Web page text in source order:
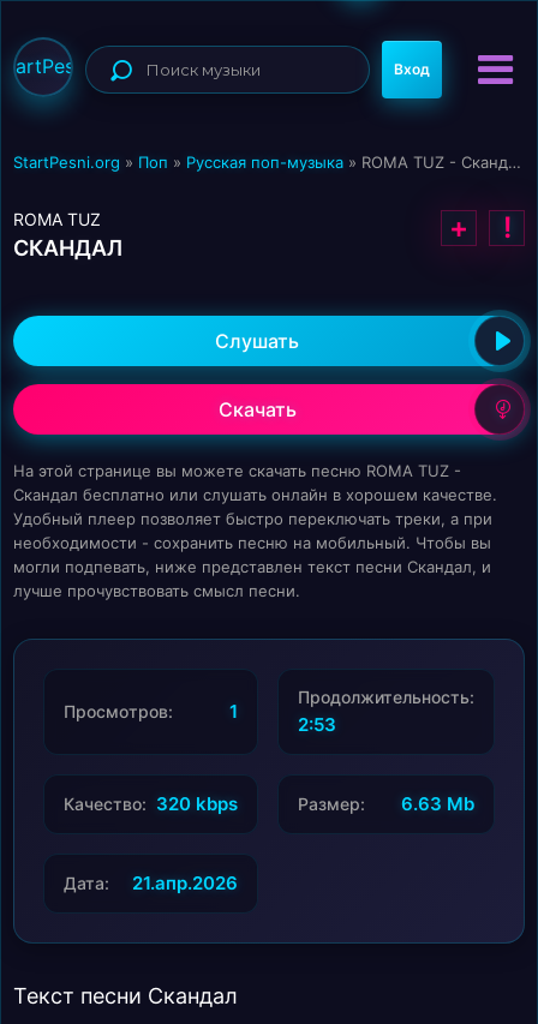
Вход
StartPesni.org » Поп » Русская поп-музыка » ROMA TUZ - Скандал
ROMA TUZ
СКАНДАЛ
+ !
Слушать
Скачать
На этой странице вы можете скачать песню ROMA TUZ -
Скандал бесплатно или слушать онлайн в хорошем качестве.
Удобный плеер позволяет быстро переключать треки, а при
необходимости - сохранить песню на мобильный. Чтобы вы
могли подпевать, ниже представлен текст песни Скандал, и
лучше прочувствовать смысл песни.
Просмотров: 1
Продолжительность:
2:53
Качество: 320 kbps Размер: 6.63 Mb
Дата: 21.апр.2026
Текст песни Скандал